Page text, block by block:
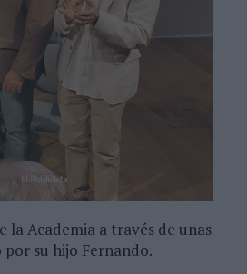
la Academia a través de unas
su hijo Fernando.